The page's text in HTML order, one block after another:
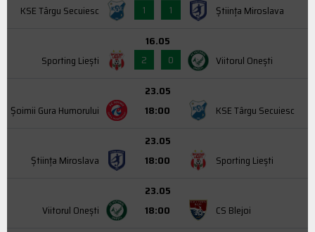
KSE Târgu Secuiesc
1
1 Știința Miroslava
Sporting Liești
16.05
2
0 Viitorul Onești
Şoimii Gura Humorului
23.05
18:00
KSE Târgu Secuiesc
Știința Miroslava
23.05
18:00
Sporting Liești
Viitorul Onești
23.05
18:00
CS Blejoi